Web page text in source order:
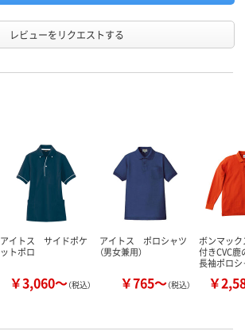
レビューをリクエストする
アイトス サイドポケ
ットポロ
￥3,060～（税込）
アイトス ポロシャツ
（男女兼用）
￥765～（税込）
ボンマッ
付きCVC
長袖ポロ
￥